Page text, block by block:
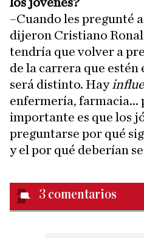
–Cuando les pregunté
dijeron Cristiano
tendría que volver a
de la carrera que estén
será distinto. Hay
enfermería, farmacia...
importante es que los
preguntarse por qué
y el por qué deberían
3 comentarios